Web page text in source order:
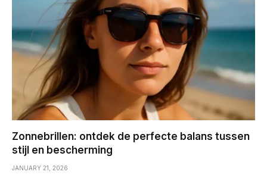
Zonnebrillen: ontdek de perfecte balans tussen
stijl en bescherming
JANUARY 21, 2026